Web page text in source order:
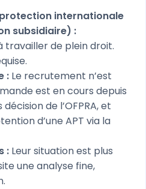
internationale
subsidiaire) :
travailler de plein droit.
: Le recrutement n’est
est en cours depuis
de l’OFPRA, et
d’une APT via la
: Leur situation est plus
une analyse fine,